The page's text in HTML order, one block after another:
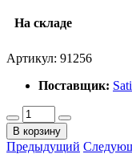
На складе
Артикул: 91256
Поставщик:
В корзину
Предыдущий